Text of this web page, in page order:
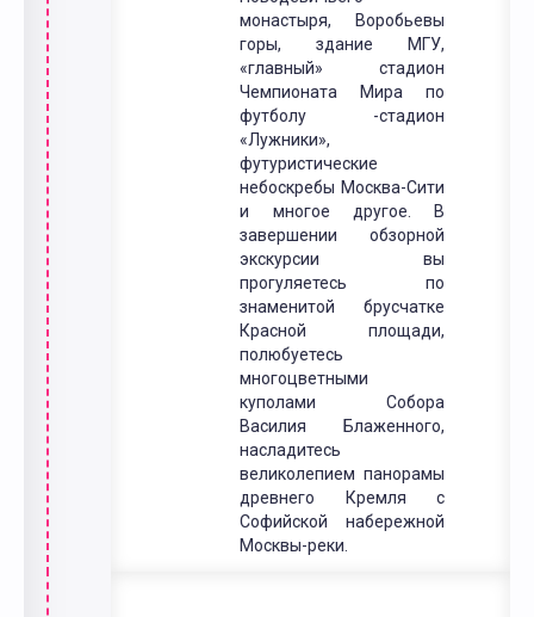
монастыря, Воробьевы
горы, здание МГУ,
«главный» стадион
Чемпионата Мира по
футболу -стадион
«Лужники»,
футуристические
небоскребы Москва-Сити
и многое другое. В
завершении обзорной
экскурсии вы
прогуляетесь по
знаменитой брусчатке
Красной площади,
полюбуетесь
многоцветными
куполами Собора
Василия Блаженного,
насладитесь
великолепием панорамы
древнего Кремля с
Софийской набережной
Москвы-реки.